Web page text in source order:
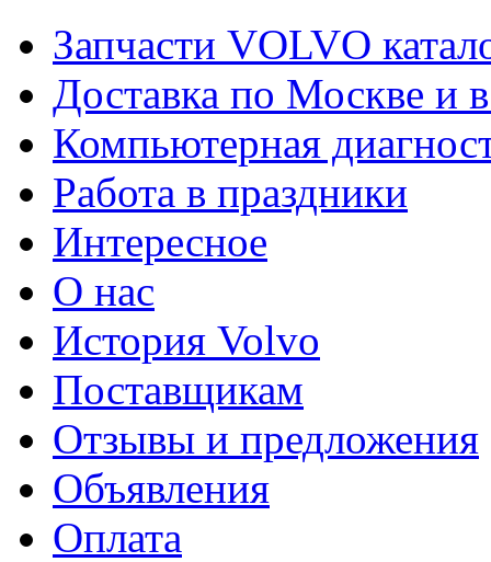
Запчасти VOLVO
Доставка по Москве и
Компьютерная
Работа в праздники
Интересное
О нас
История Volvo
Поставщикам
Отзывы и предложения
Объявления
Оплата